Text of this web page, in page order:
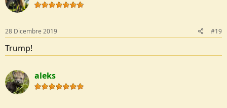
28 Dicembre 2019 #19
Trump!
aleks